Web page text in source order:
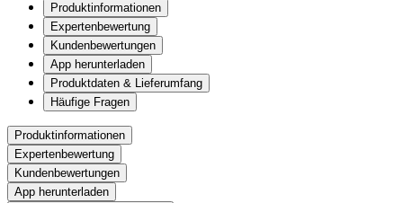
Produktinformationen
Expertenbewertung
Kundenbewertungen
App herunterladen
Produktdaten & Lieferumfang
Häufige Fragen
Produktinformationen
Expertenbewertung
Kundenbewertungen
App herunterladen